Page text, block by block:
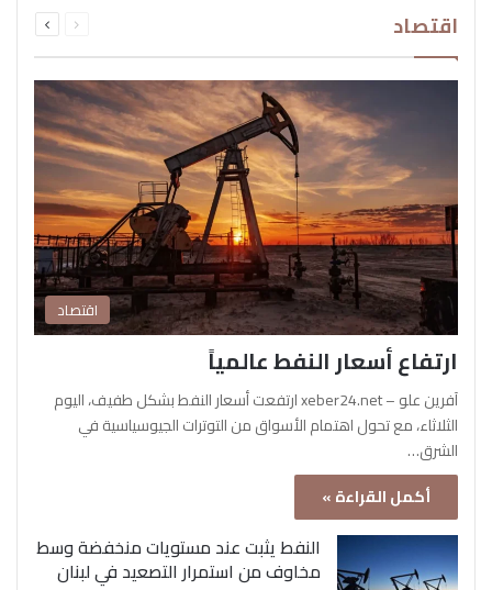
اقتصاد الصفحةالصفحة
اقتصاد
ارتفاع أسعار النفط عالمياً
آفرين علو – xeber24.net ارتفعت أسعار النفط بشكل طفيف، اليوم
الثلاثاء، مع تحول اهتمام الأسواق من التوترات الجيوسياسية في
الشرق…
أكمل القراءة »
النفط يثبت عند مستويات منخفضة وسط
مخاوف من استمرار التصعيد في لبنان